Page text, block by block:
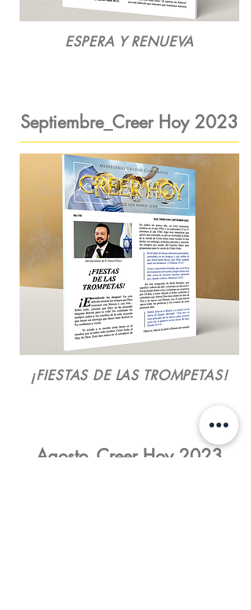
ESPERA Y RENUEVA
Septiembre_Creer Hoy 2023
¡FIESTAS DE LAS TROMPETAS!
Agosto_Creer Hoy 2023